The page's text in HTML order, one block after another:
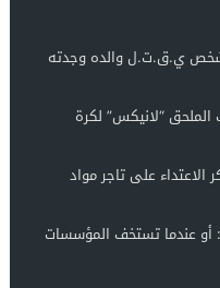
شخص ي.ق.ت.ل والده وجدته
“لانيكس” لكرة
على تاجر مواد
عندما تستخف المؤسسات